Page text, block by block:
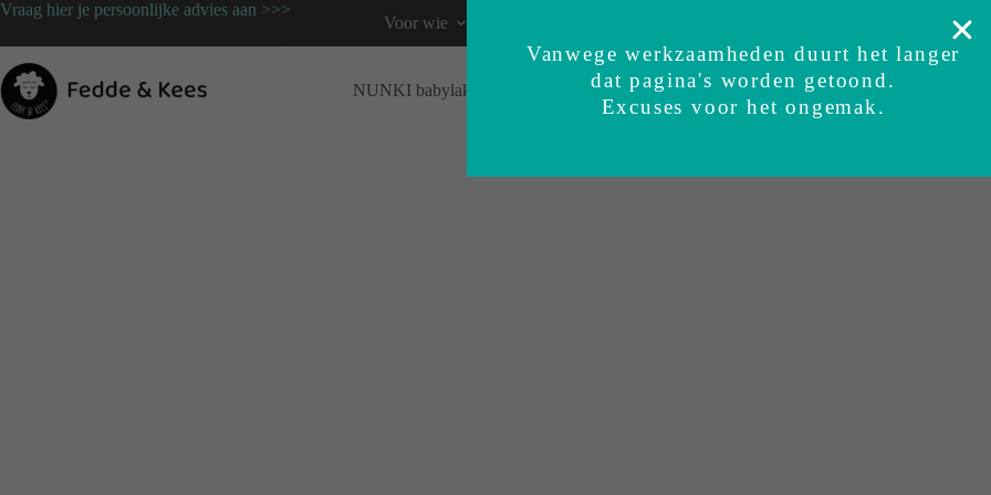
Vraag hier je persoonlijke advies aan >>>
Voor wie
NUNKI babylaken BUNDI inbakerslaapzak Sets Accessoires
Gratis advies
Vanwege werkzaamheden duurt het langer
dat pagina's worden getoond.
Excuses voor het ongemak.